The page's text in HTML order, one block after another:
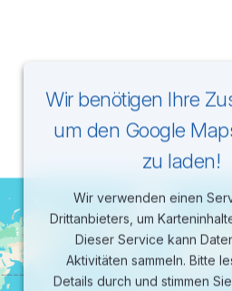
Wir benötigen Ihre
um den Google
zu laden!
Wir verwenden einen
Drittanbieters, um
Dieser Service kann
Aktivitäten sammeln. Bitte
Details durch und stimmen